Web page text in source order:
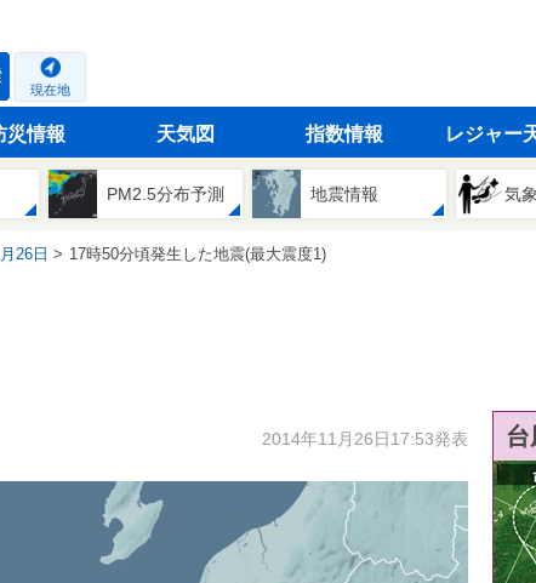
現在地
災情報 天気図 指数情報 レジャー
PM2.5分布予測 地震情報 気
26日 17時50分頃発生した地震(最大震度1)
2014年11月26日17:53発表